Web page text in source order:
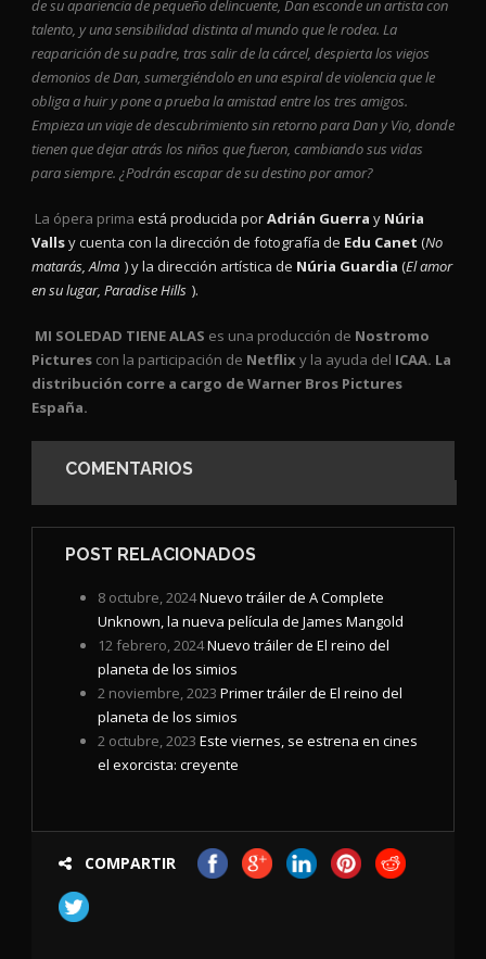
de su apariencia de pequeño delincuente, Dan esconde un artista con
talento, y una sensibilidad distinta al mundo que le rodea. La
reaparición de su padre, tras salir de la cárcel, despierta los viejos
demonios de Dan, sumergiéndolo en una espiral de violencia que le
obliga a huir y pone a prueba la amistad entre los tres amigos.
Empieza un viaje de descubrimiento sin retorno para Dan y Vio, donde
tienen que dejar atrás los niños que fueron, cambiando sus vidas
para siempre. ¿Podrán escapar de su destino por amor?
La ópera prima está producida porAdrián Guerra y Núria
Vallsy cuenta con la dirección de fotografía de Edu Canet (No
matarás, Alma ) y la dirección artística de Núria Guardia (El amor
en su lugar, Paradise Hills ).
MI SOLEDAD TIENE ALAS es una producción de Nostromo
Pictures con la participación de Netflix y la ayuda del ICAA. La
distribución corre a cargo de Warner Bros Pictures
España.
COMENTARIOS
POST RELACIONADOS
8 octubre, 2024Nuevo tráiler de A Complete
Unknown, la nueva película de James Mangold
12 febrero, 2024Nuevo tráiler de El reino del
planeta de los simios
2 noviembre, 2023 Primer tráiler de El reino del
planeta de los simios
2 octubre, 2023 Este viernes, se estrena en cines
el exorcista: creyente
COMPARTIR